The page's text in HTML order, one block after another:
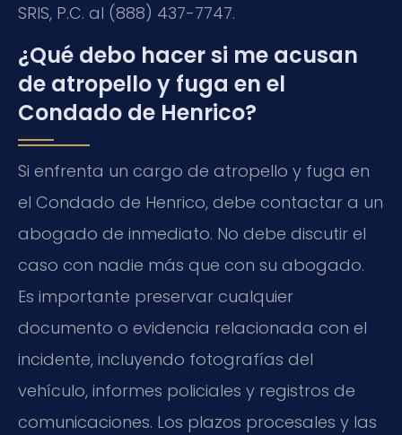
SRIS, P.C. al (888) 437-7747.
¿Qué debo hacer si me acusan
de atropello y fuga en el
Condado de Henrico?
Si enfrenta un cargo de atropello y fuga en
el Condado de Henrico, debe contactar a un
abogado de inmediato. No debe discutir el
caso con nadie más que con su abogado.
Es importante preservar cualquier
documento o evidencia relacionada con el
incidente, incluyendo fotografías del
vehículo, informes policiales y registros de
comunicaciones. Los plazos procesales y las